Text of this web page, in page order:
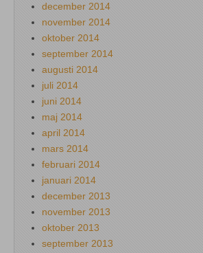
december 2014
november 2014
oktober 2014
september 2014
augusti 2014
juli 2014
juni 2014
maj 2014
april 2014
mars 2014
februari 2014
januari 2014
december 2013
november 2013
oktober 2013
september 2013